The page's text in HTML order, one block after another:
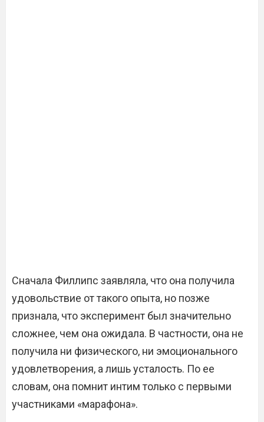
Сначала Филлипс заявляла, что она получила
удовольствие от такого опыта, но позже
признала, что эксперимент был значительно
сложнее, чем она ожидала. В частности, она не
получила ни физического, ни эмоционального
удовлетворения, а лишь усталость. По ее
словам, она помнит интим только с первыми
участниками «марафона».